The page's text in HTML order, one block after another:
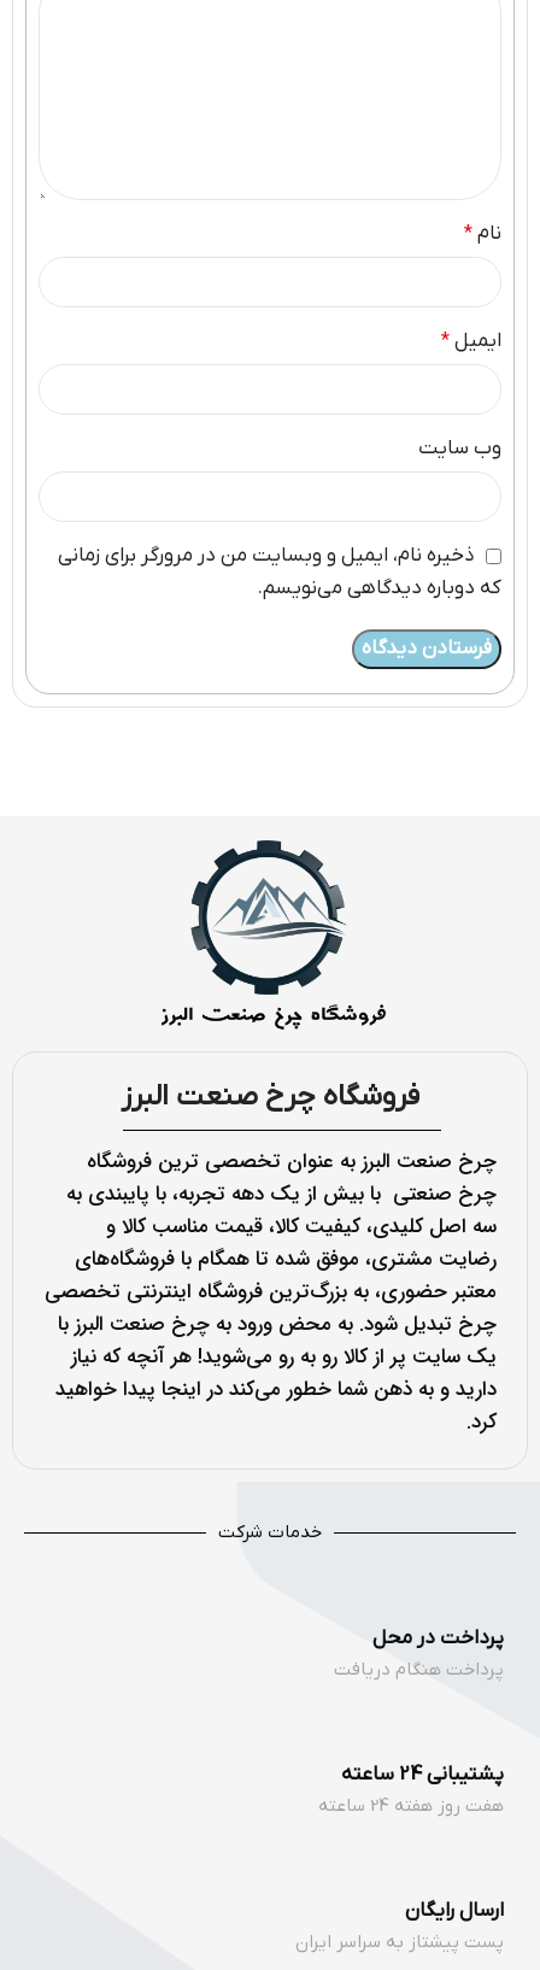
نام *
ایمیل *
وب‌ سایت
ذخیره نام، ایمیل و وبسایت من در مرورگر برای زمانی
که دوباره دیدگاهی می‌نویسم.
فروشگاه چرخ صنعت البرز
چرخ صنعت البرز به عنوان تخصصی ترین فروشگاه
چرخ صنعتی با بیش از یک دهه تجربه، با پایبندی به
سه اصل کلیدی، کیفیت کالا، قیمت مناسب کالا و
رضایت مشتری، موفق شده تا همگام با فروشگاه‌های
معتبر حضوری، به بزرگ‌ترین فروشگاه اینترنتی تخصصی
چرخ تبدیل شود. به محض ورود به چرخ صنعت البرز با
یک سایت پر از کالا رو به رو می‌شوید! هر آنچه که نیاز
دارید و به ذهن شما خطور می‌کند در اینجا پیدا خواهید
کرد.
خدمات شرکت
پرداخت در محل
پرداخت هنگام دریافت
پشتیبانی 24 ساعته
هفت روز هفته 24 ساعته
ارسال رایگان
پست پیشتاز به سراسر ایران